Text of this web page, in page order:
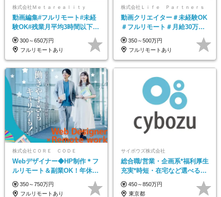
株式会社Ｍｅｔａｒｅａｌｉｔｙ
動画編集#フルリモート#未経
験OK#残業月平均3時間以下#
土日祝休み#年休128日
300～650万円
フルリモートあり
株式会社Ｌｉｆｅ Ｐａｒｔｎｅｒｓ
動画クリエイター＃未経験OK
＃フルリモート＃月給30万～#
髪色・ネイル・服装自由#残業
少なめ#土日祝休み
350～500万円
フルリモートあり
株式会社ＣＯＲＥ ＣＯＤＥ
Webデザイナー◆HP制作＊フ
ルリモート＆副業OK！年休
128日／基本定時退社／動画編
集
350～750万円
フルリモートあり
サイボウズ株式会社
総合職/営業・企画系*福利厚生
充実*時短・在宅など選べる働
き方*賞与年2回
450～850万円
東京都